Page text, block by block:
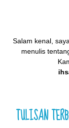
Salam kenal,
menulis
TULISAN